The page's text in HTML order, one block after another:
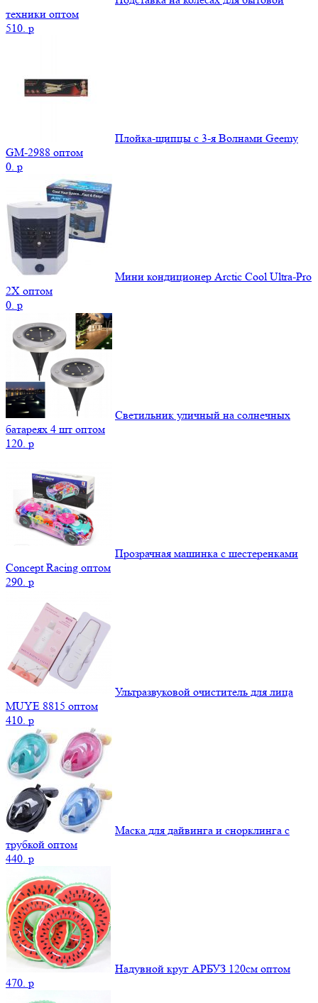
техники оптом
510. p
Плойка-щипцы c 3-я Волнами Geemy
GM-2988 оптом
0. p
Мини кондиционер Arctic Cool Ultra-Pro
2X оптом
0. p
Светильник уличный на солнечных
батареях 4 шт оптом
120. p
Прозрачная машинка с шестеренками
Concept Racing оптом
290. p
Ультразвуковой очиститель для лица
MUYE 8815 оптом
410. p
Маска для дайвинга и снорклинга с
трубкой оптом
440. p
Надувной круг АРБУЗ 120см оптом
470. p